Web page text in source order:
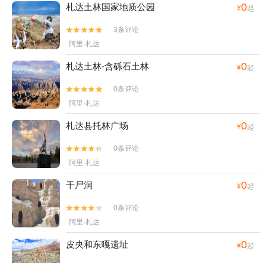
札达土林国家地质公园‌ ¥0起


3条评论
阿里·札达
札达土林-含砾石土林 ¥0起


0条评论
阿里·札达
札达县托林广场 ¥0起


0条评论
阿里·札达
干尸洞 ¥0起


0条评论
阿里·札达
皮央和东嘎遗址 ¥0起